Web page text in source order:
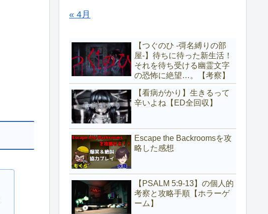
« 4月
【つぐのひ -彁名縛りの部
屋-】待ちに待った新生活！
それを待ち受ける幽霊文字
の恐怖に絶望…。【考察】
【看病がかり】生きるって
辛いよね【ED全回収】
Escape the Backroomsを攻
略した感想
【PSALM 5:9-13】の個人的
考察と攻略手順【ホラーゲ
ーム】